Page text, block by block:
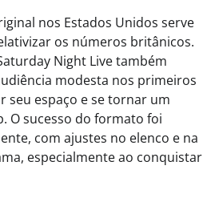
nos Estados Unidos serve
os números britânicos.
Night Live também
modesta nos primeiros
seu espaço e se tornar um
O sucesso do formato foi
com ajustes no elenco e na
especialmente ao conquistar